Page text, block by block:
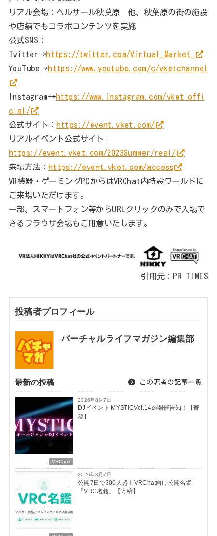
リアル会場：ベルサール秋葉原 他、秋葉原の街の施設
や店舗でもコラボコンテンツを実施
公式SNS：
Twitter→https://twitter.com/Virtual_Market_
YouTube→https://www.youtube.com/c/vketchannel
Instagram→https://www.instagram.com/vket_offi
cial/
公式サイト： https://event.vket.com/
リアルイベント公式サイト：
https://event.vket.com/2023Summer/real/
来場方法： https://event.vket.com/access
VR機器・ゲーミングPCからはVRChat内特設ワールドに
ご来場いただけます。
一部、スマートフォン等からURLクリックのみで入場で
きるブラウザ会場もご用意いたします。
引用元：PR TIMES
投稿者プロフィール
バーチャルライフマガジン編集部
最新の投稿 この著者の記事一覧
VRChat
2026年8月7日
DJイベント MYSTICVol.14の開催告知！【寄
稿】
2026年8月7日
公開7日で300人超！VRChat向け公開名鑑
「VRC名鑑」【寄稿】